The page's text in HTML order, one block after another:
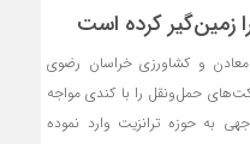
را زمین‌گیر کرده است
معادن و کشاورزی خراسان رضوی
حمل‌ونقل را با کندی مواجه
به حوزه ترانزیت وارد نموده